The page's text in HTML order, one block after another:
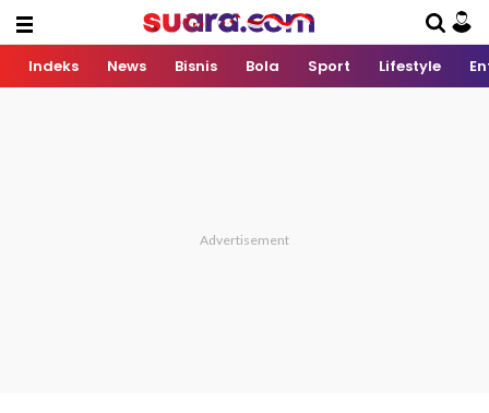
Indeks News Bisnis Bola Sport Lifestyle